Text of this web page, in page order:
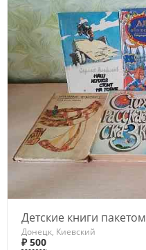
Детские книги пакетом
Донецк, Киевский
₽ 500